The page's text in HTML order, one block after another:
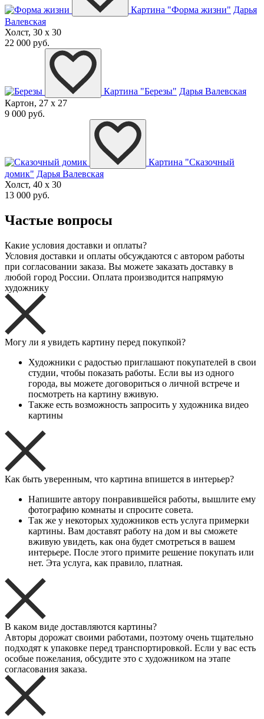
Картина "Форма жизни" Дарья
Валевская
Холст, 30 x 30
22 000 руб.
Картина "Березы" Дарья Валевская
Картон, 27 x 27
9 000 руб.
Картина "Сказочный
домик" Дарья Валевская
Холст, 40 x 30
13 000 руб.
Частые вопросы
Какие условия доставки и оплаты?
Условия доставки и оплаты обсуждаются с автором работы
при согласовании заказа. Вы можете заказать доставку в
любой город России. Оплата производится напрямую
художнику
Могу ли я увидеть картину перед покупкой?
Художники с радостью приглашают покупателей в свои
студии, чтобы показать работы. Если вы из одного
города, вы можете договориться о личной встрече и
посмотреть на картину вживую.
Также есть возможность запросить у художника видео
картины
Как быть уверенным, что картина впишется в интерьер?
Напишите автору понравившейся работы, вышлите ему
фотографию комнаты и спросите совета.
Так же у некоторых художников есть услуга примерки
картины. Вам доставят работу на дом и вы сможете
вживую увидеть, как она будет смотреться в вашем
интерьере. После этого примите решение покупать или
нет. Эта услуга, как правило, платная.
В каком виде доставляются картины?
Авторы дорожат своими работами, поэтому очень тщательно
подходят к упаковке перед транспортировкой. Если у вас есть
особые пожелания, обсудите это с художником на этапе
согласования заказа.